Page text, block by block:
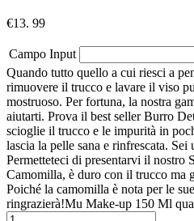
€13. 99
Campo Input
Quando tutto quello a cui riesci a
rimuovere il trucco e lavare il viso
mostruoso. Per fortuna, la nostra
aiutarti. Prova il best seller Burro
scioglie il trucco e le impurità in
lascia la pelle sana e rinfrescata.
Permetteteci di presentarvi il nostro
Camomilla, è duro con il trucco ma
Poiché la camomilla è nota per le
ringrazierà!Mu Make-up 150 Ml